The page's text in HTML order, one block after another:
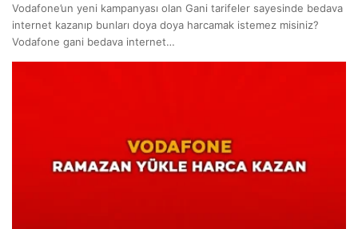
Vodafone’un yeni kampanyası olan Gani tarifeler sayesinde bedava
internet kazanıp bunları doya doya harcamak istemez misiniz?
Vodafone gani bedava internet…